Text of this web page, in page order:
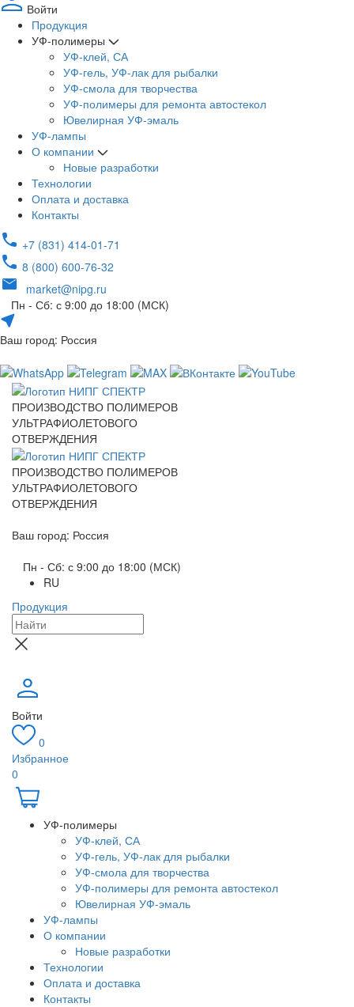
Войти
Продукция
УФ-полимеры
УФ-клей, СА
УФ-гель, УФ-лак для рыбалки
УФ-смола для творчества
УФ-полимеры для ремонта автостекол
Ювелирная УФ-эмаль
УФ-лампы
О компании
Новые разработки
Технологии
Оплата и доставка
Контакты
+7 (831) 414-01-71
8 (800) 600-76-32
market@nipg.ru
Пн - Сб: с 9:00 до 18:00 (МСК)
Ваш город: Россия
ПРОИЗВОДСТВО ПОЛИМЕРОВ
УЛЬТРАФИОЛЕТОВОГО
ОТВЕРЖДЕНИЯ
ПРОИЗВОДСТВО ПОЛИМЕРОВ
УЛЬТРАФИОЛЕТОВОГО
ОТВЕРЖДЕНИЯ
Ваш город: Россия
Пн - Сб: с 9:00 до 18:00 (МСК)
RU
Продукция
Войти
0
Избранное
0
УФ-полимеры
УФ-клей, СА
УФ-гель, УФ-лак для рыбалки
УФ-смола для творчества
УФ-полимеры для ремонта автостекол
Ювелирная УФ-эмаль
УФ-лампы
О компании
Новые разработки
Технологии
Оплата и доставка
Контакты